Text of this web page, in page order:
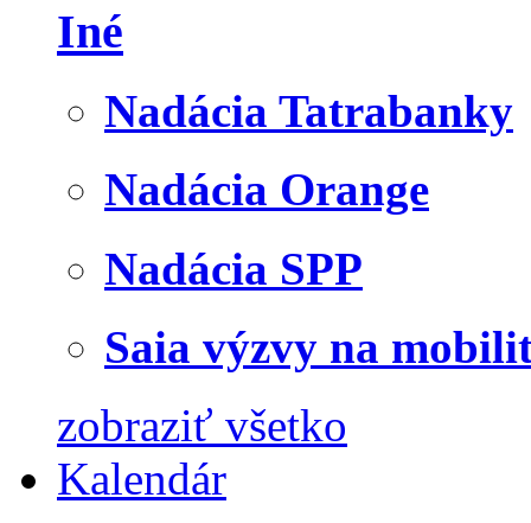
Iné
Nadácia Tatrabanky
Nadácia Orange
Nadácia SPP
Saia výzvy na
zobraziť všetko
Kalendár